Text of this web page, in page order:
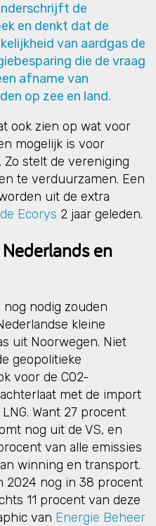
de
en denkt dat de
van aardgas de
die de vraag
afname van
op zee en land.
ook zien op wat voor
mogelijk is voor
stelt de vereniging
te verduurzamen. Een
uit de extra
Ecorys 2 jaar geleden.
en
nodig zouden
kleine
uit Noorwegen. Niet
geopolitieke
voor de CO2-
met de import
Want 27 procent
nog uit de VS, en
van alle emissies
winning en transport.
2024 nog in 38 procent
11 procent van deze
van Energie Beheer